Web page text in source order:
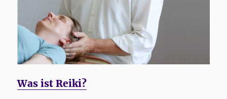
Was ist Reiki?